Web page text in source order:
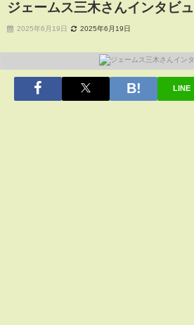
ジェームス三木さんインタビ
2025年6月19日 2025年6月19日
LINE